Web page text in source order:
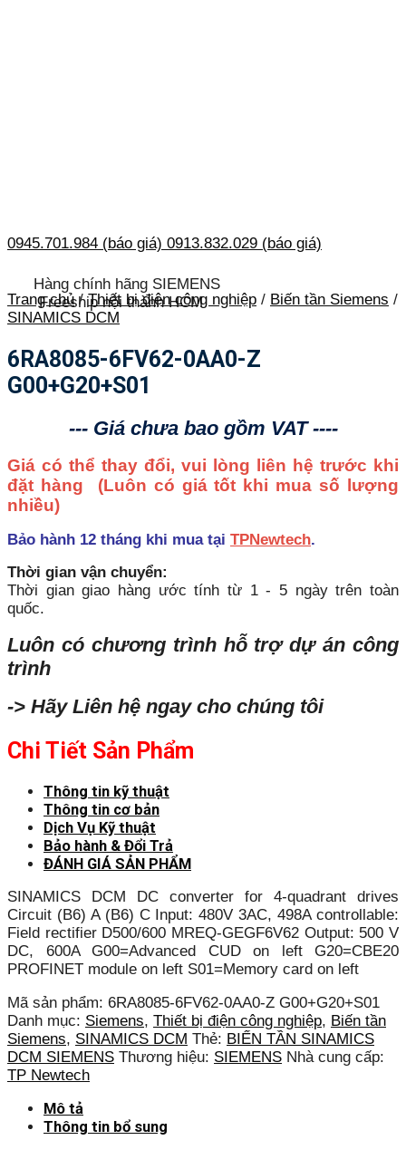
0945.701.984 (báo giá) 0913.832.029 (báo giá)
Hàng chính hãng SIEMENS
Freeship nội thành HCM
Trang chủ / Thiết bị điện công nghiệp / Biến tần Siemens /
SINAMICS DCM
6RA8085-6FV62-0AA0-Z
G00+G20+S01
--- Giá chưa bao gồm VAT ----
Giá có thể thay đổi, vui lòng liên hệ trước khi
đặt hàng (Luôn có giá tốt khi mua số lượng
nhiều)
Bảo hành 12 tháng khi mua tại TPNewtech.
Thời gian vận chuyển:
Thời gian giao hàng ước tính từ 1 - 5 ngày trên toàn
quốc.
Luôn có chương trình hỗ trợ dự án công
trình
-> Hãy Liên hệ ngay cho chúng tôi
Chi Tiết Sản Phẩm
Thông tin kỹ thuật
Thông tin cơ bản
Dịch Vụ Kỹ thuật
Bảo hành & Đổi Trả
ĐÁNH GIÁ SẢN PHẨM
SINAMICS DCM DC converter for 4-quadrant drives
Circuit (B6) A (B6) C Input: 480V 3AC, 498A controllable:
Field rectifier D500/600 MREQ-GEGF6V62 Output: 500 V
DC, 600A G00=Advanced CUD on left G20=CBE20
PROFINET module on left S01=Memory card on left
Mã sản phẩm: 6RA8085-6FV62-0AA0-Z G00+G20+S01
Danh mục: Siemens, Thiết bị điện công nghiệp, Biến tần
Siemens, SINAMICS DCM Thẻ: BIẾN TẦN SINAMICS
DCM SIEMENS Thương hiệu: SIEMENS Nhà cung cấp:
TP Newtech
Mô tả
Thông tin bổ sung